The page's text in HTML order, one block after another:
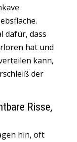
dafür, dass
hat und
kann,
der
Risse,
hin, oft